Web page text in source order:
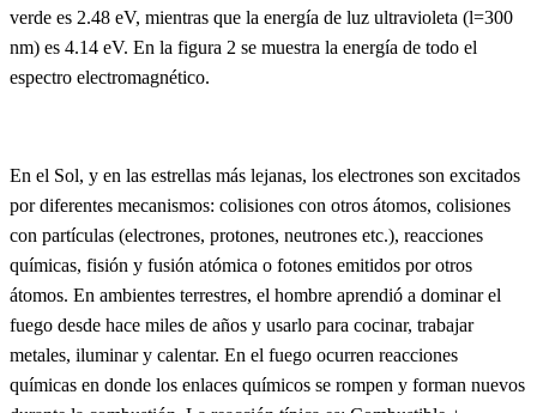
verde es 2.48 eV, mientras que la energía de luz ultravioleta (l=300
nm) es 4.14 eV. En la figura 2 se muestra la energía de todo el
espectro electromagnético.
En el Sol, y en las estrellas más lejanas, los electrones son excitados
por diferentes mecanismos: colisiones con otros átomos, colisiones
con partículas (electrones, protones, neutrones etc.), reacciones
químicas, fisión y fusión atómica o fotones emitidos por otros
átomos. En ambientes terrestres, el hombre aprendió a dominar el
fuego desde hace miles de años y usarlo para cocinar, trabajar
metales, iluminar y calentar. En el fuego ocurren reacciones
químicas en donde los enlaces químicos se rompen y forman nuevos